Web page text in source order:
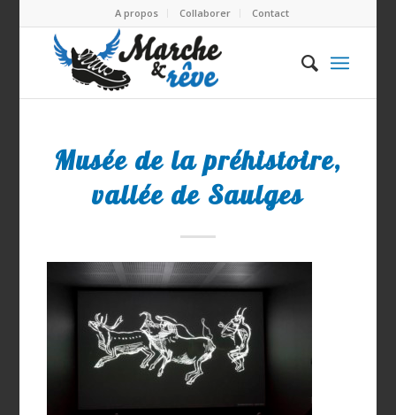
A propos Collaborer Contact
Musée de la préhistoire,
vallée de Saulges